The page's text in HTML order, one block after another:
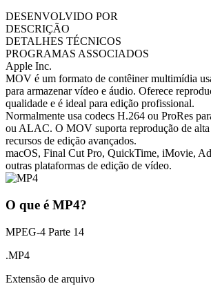
DESENVOLVIDO POR
DESCRIÇÃO
DETALHES TÉCNICOS
PROGRAMAS ASSOCIADOS
Apple Inc.
MOV é um formato de contêiner multimídia
para armazenar vídeo e áudio. Oferece
qualidade e é ideal para edição profissional.
Normalmente usa codecs H.264 ou ProRes
ou ALAC. O MOV suporta reprodução de
recursos de edição avançados.
macOS, Final Cut Pro, QuickTime, iMovie,
outras plataformas de edição de vídeo.
O que é MP4?
MPEG-4 Parte 14
.MP4
Extensão de arquivo